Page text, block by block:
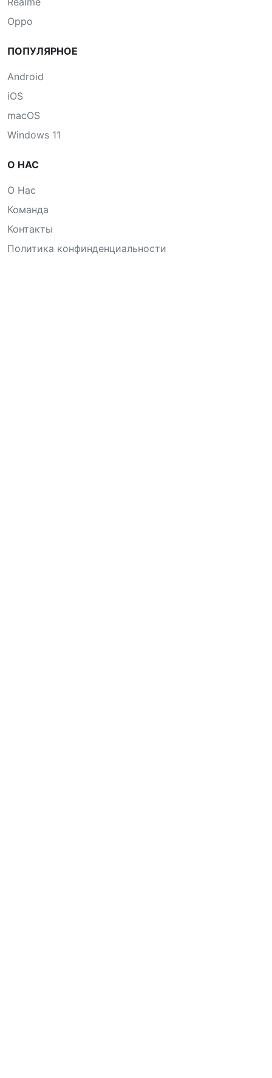
Oppo
ПОПУЛЯРНОЕ
Android
iOS
macOS
Windows 11
О НАС
О Нас
Команда
Контакты
Политика конфинденциальности